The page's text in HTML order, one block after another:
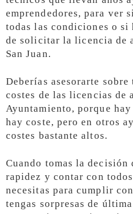
emprendedores, para ver
todas las condiciones o si
de solicitar la licencia de
San Juan.
Deberías asesorarte
costes de las licencias de
Ayuntamiento, porque
hay coste, pero en otros
costes bastante altos.
Cuando tomas la decisión
rapidez y contar con
necesitas para cumplir
tengas sorpresas de